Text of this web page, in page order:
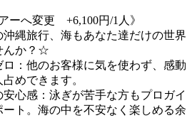
ーへ変更 +6,100円/1人》
縄旅行、海もあなた達だけの世界
んか？☆
：他のお客様に気を使わず、感動
めできます。
心感：泳ぎが苦手な方もプロガイ
ート。海の中を不安なく楽しめる余